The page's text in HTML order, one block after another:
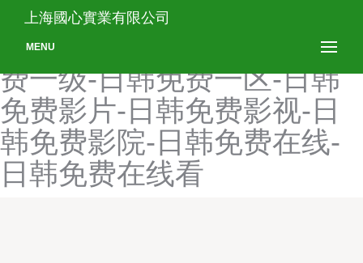
日韩免费网站-日韩免费网
址-日韩免费小视频-日韩免
费一级-日韩免费一区-日韩
免费影片-日韩免费影视-日
韩免费影院-日韩免费在线-
日韩免费在线看
上海國心實業有限公司
MENU